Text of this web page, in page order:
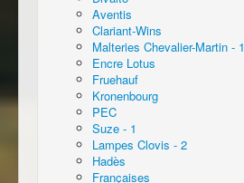
Aventis
Clariant-Wins
Malteries Chevalier-Martin - 1
Encre Lotus
Fruehauf
Kronenbourg
PEC
Suze - 1
Lampes Clovis - 2
Hadès
Françaises